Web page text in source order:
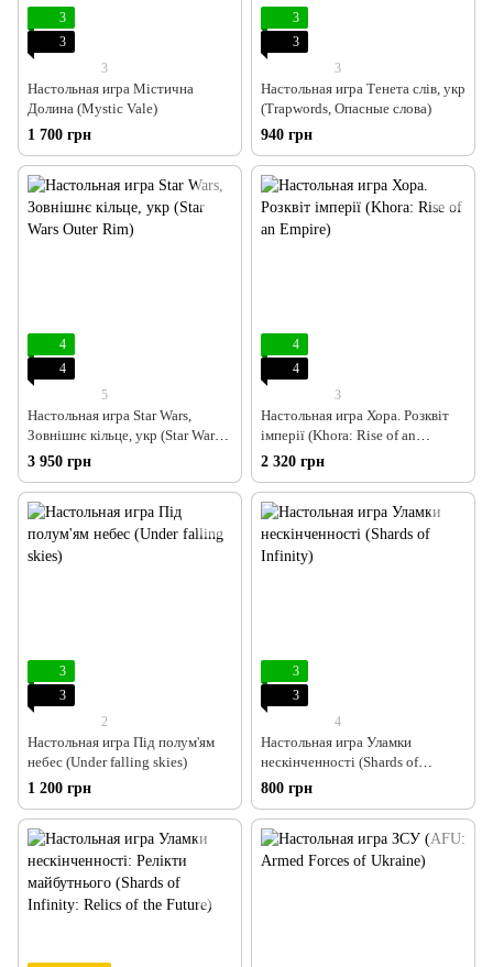
3
3
3
Настольная игра Містична
Долина (Mystic Vale)
1 700 грн
3
3
3
Настольная игра Тенета слів, укр
(Trapwords, Опасные слова)
940 грн
4
4
5
Настольная игра Star Wars,
Зовнішнє кільце, укр (Star Wars
Outer Rim)
3 950 грн
4
4
3
Настольная игра Хора. Розквіт
імперії (Khora: Rise of an
Empire)
2 320 грн
3
3
2
Настольная игра Під полум'ям
небес (Under falling skies)
1 200 грн
3
3
4
Настольная игра Уламки
нескінченності (Shards of
Infinity)
800 грн